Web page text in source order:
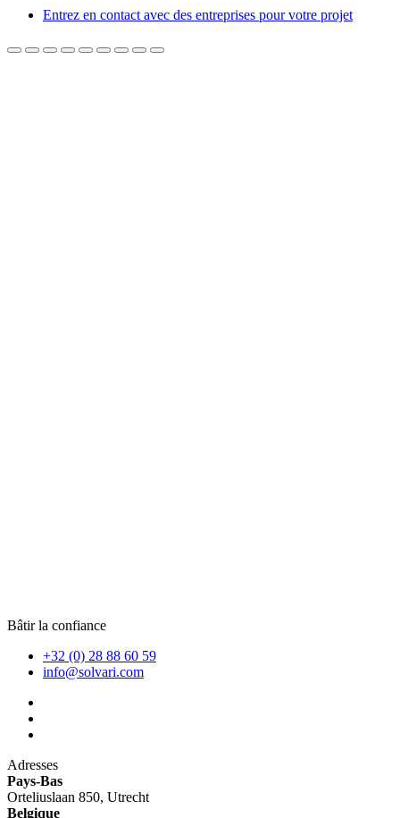
Entrez en contact avec des entreprises pour votre projet
Bâtir la confiance
+32 (0) 28 88 60 59
info@solvari.com
Adresses
Pays-Bas
Orteliuslaan 850, Utrecht
Belgique